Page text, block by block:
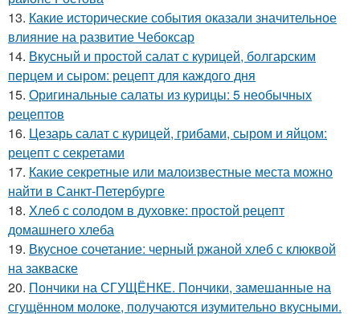
13. Какие исторические события оказали значительное
влияние на развитие Чебоксар
14. Вкусный и простой салат с курицей, болгарским
перцем и сыром: рецепт для каждого дня
15. Оригинальные салаты из курицы: 5 необычных
рецептов
16. Цезарь салат с курицей, грибами, сыром и яйцом:
рецепт с секретами
17. Какие секретные или малоизвестные места можно
найти в Санкт-Петербурге
18. Хлеб с солодом в духовке: простой рецепт
домашнего хлеба
19. Вкусное сочетание: черный ржаной хлеб с клюквой
на закваске
20. Пончики на СГУЩЁНКЕ. Пончики, замешанные на
сгущённом молоке, получаются изумительно вкусными.